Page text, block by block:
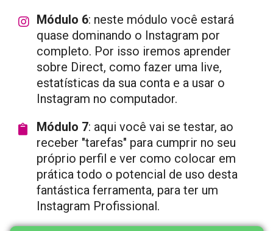
Módulo 6: neste módulo você estará
quase dominando o Instagram por
completo. Por isso iremos aprender
sobre Direct, como fazer uma live,
estatísticas da sua conta e a usar o
Instagram no computador.
Módulo 7: aqui você vai se testar, ao
receber "tarefas" para cumprir no seu
próprio perfil e ver como colocar em
prática todo o potencial de uso desta
fantástica ferramenta, para ter um
Instagram Profissional.